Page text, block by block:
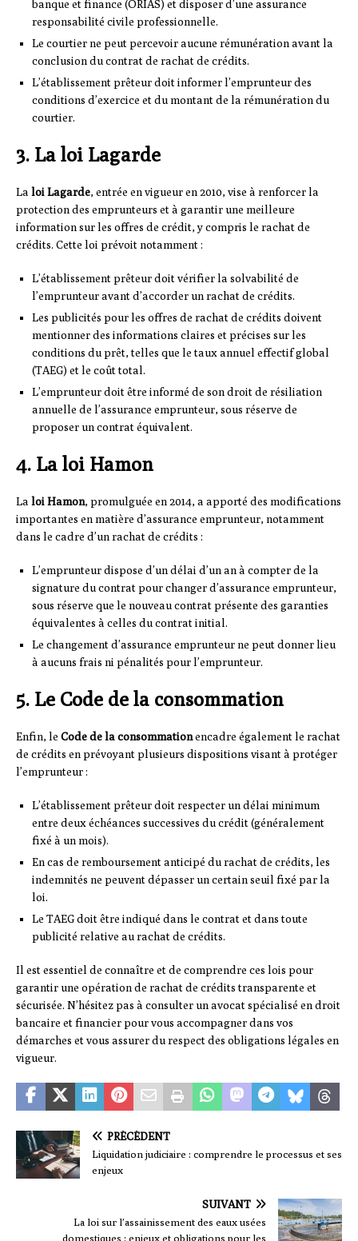
banque et finance (ORIAS) et disposer d’une assurance
responsabilité civile professionnelle.
Le courtier ne peut percevoir aucune rémunération avant la
conclusion du contrat de rachat de crédits.
L’établissement prêteur doit informer l’emprunteur des
conditions d’exercice et du montant de la rémunération du
courtier.
3. La loi Lagarde
La loi Lagarde, entrée en vigueur en 2010, vise à renforcer la
protection des emprunteurs et à garantir une meilleure
information sur les offres de crédit, y compris le rachat de
crédits. Cette loi prévoit notamment :
L’établissement prêteur doit vérifier la solvabilité de
l’emprunteur avant d’accorder un rachat de crédits.
Les publicités pour les offres de rachat de crédits doivent
mentionner des informations claires et précises sur les
conditions du prêt, telles que le taux annuel effectif global
(TAEG) et le coût total.
L’emprunteur doit être informé de son droit de résiliation
annuelle de l’assurance emprunteur, sous réserve de
proposer un contrat équivalent.
4. La loi Hamon
La loi Hamon, promulguée en 2014, a apporté des modifications
importantes en matière d’assurance emprunteur, notamment
dans le cadre d’un rachat de crédits :
L’emprunteur dispose d’un délai d’un an à compter de la
signature du contrat pour changer d’assurance emprunteur,
sous réserve que le nouveau contrat présente des garanties
équivalentes à celles du contrat initial.
Le changement d’assurance emprunteur ne peut donner lieu
à aucuns frais ni pénalités pour l’emprunteur.
5. Le Code de la consommation
Enfin, le Code de la consommationencadre également le rachat
de crédits en prévoyant plusieurs dispositions visant à protéger
l’emprunteur :
L’établissement prêteur doit respecter un délai minimum
entre deux échéances successives du crédit (généralement
fixé à un mois).
En cas de remboursement anticipé du rachat de crédits, les
indemnités ne peuvent dépasser un certain seuil fixé par la
loi.
Le TAEG doit être indiqué dans le contrat et dans toute
publicité relative au rachat de crédits.
Il est essentiel de connaître et de comprendre ces lois pour
garantir une opération de rachat de crédits transparente et
sécurisée. N’hésitez pas à consulter un avocat spécialisé en droit
bancaire et financier pour vous accompagner dans vos
démarches et vous assurer du respect des obligations légales en
vigueur.
PRÉCÉDENT
Liquidation judiciaire : comprendre le processus et ses
enjeux
SUIVANT
La loi sur l’assainissement des eaux usées
domestiques : enjeux et obligations pour les